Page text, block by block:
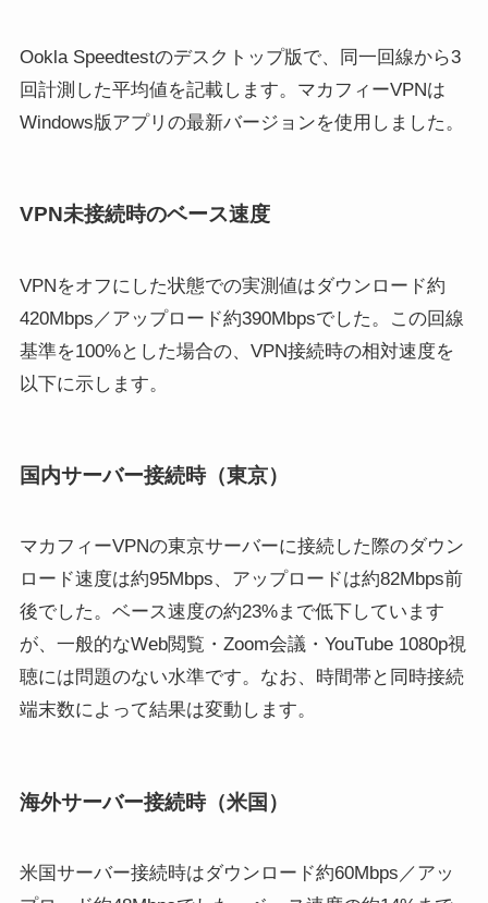
Ookla Speedtestのデスクトップ版で、同一回線から3
回計測した平均値を記載します。マカフィーVPNは
Windows版アプリの最新バージョンを使用しました。
VPN未接続時のベース速度
VPNをオフにした状態での実測値はダウンロード約
420Mbps／アップロード約390Mbpsでした。この回線
基準を100%とした場合の、VPN接続時の相対速度を
以下に示します。
国内サーバー接続時（東京）
マカフィーVPNの東京サーバーに接続した際のダウン
ロード速度は約95Mbps、アップロードは約82Mbps前
後でした。ベース速度の約23%まで低下しています
が、一般的なWeb閲覧・Zoom会議・YouTube 1080p視
聴には問題のない水準です。なお、時間帯と同時接続
端末数によって結果は変動します。
海外サーバー接続時（米国）
米国サーバー接続時はダウンロード約60Mbps／アッ